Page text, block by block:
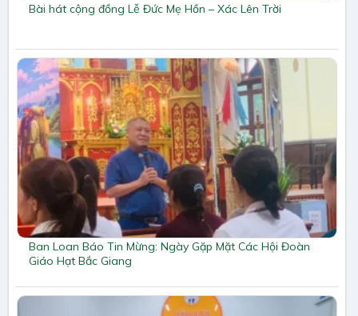
Bài hát cộng đồng Lễ Đức Mẹ Hồn – Xác Lên Trời
Ban Loan Báo Tin Mừng: Ngày Gặp Mặt Các Hội Đoàn
Giáo Hạt Bắc Giang